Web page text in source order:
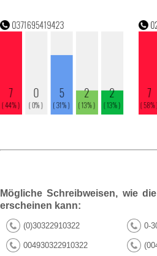
Mögliche Schreibweisen, wie
erscheinen kann:
(0)30322910322 0-
004930322910322